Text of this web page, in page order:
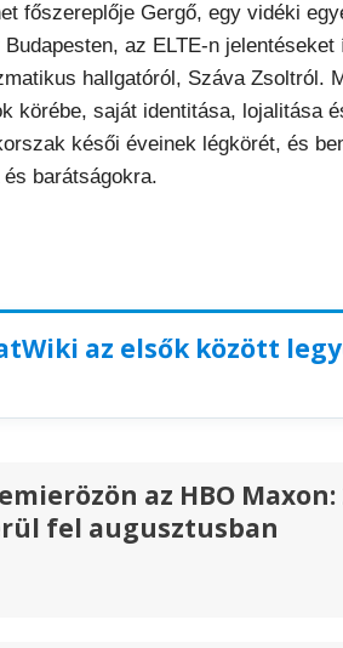
főszereplője Gergő, egy vidéki
az ELTE-n
hallgatóról, Száva Zsoltról.
körébe, saját identitása, lojalitása
késői éveinek légkörét, és
barátságokra.
az elsők között
az HBO
fel augusztusban